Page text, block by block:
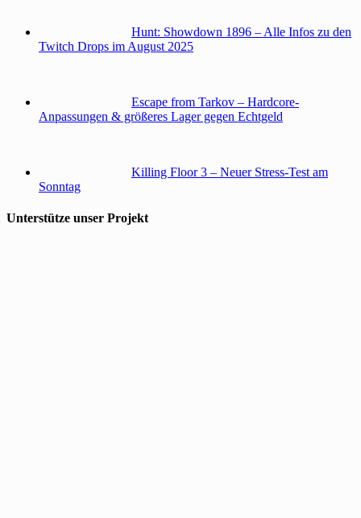
Hunt: Showdown 1896 – Alle Infos zu den
Twitch Drops im August 2025
Escape from Tarkov – Hardcore-
Anpassungen & größeres Lager gegen Echtgeld
Killing Floor 3 – Neuer Stress-Test am
Sonntag
Unterstütze unser Projekt